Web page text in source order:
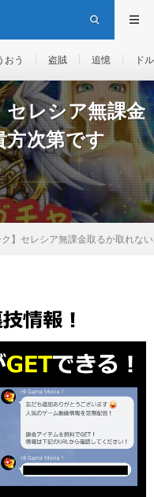
おう 盗賊 追憶 ド
レシア無課金
方次第です
ク】セレシア無課金取るか取れな